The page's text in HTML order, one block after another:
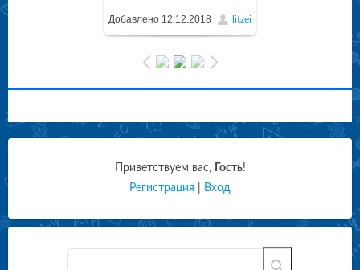
Добавлено 12.12.2018 litzei
Приветствуем вас, Гость!
Регистрация
Вход